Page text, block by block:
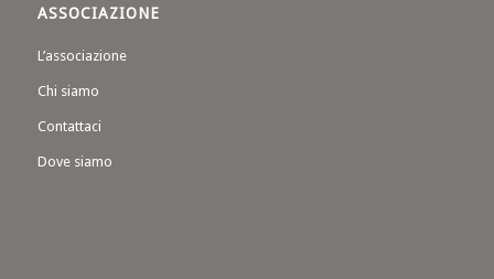
ASSOCIAZIONE
L’associazione
Chi siamo
Contattaci
Dove siamo